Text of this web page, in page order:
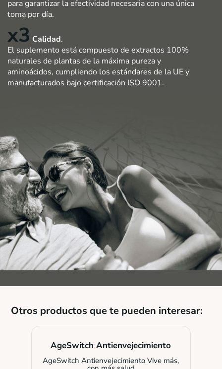
para garantizar la efectividad necesaria con una única
toma por día.
x3 Calidad.
El suplemento está compuesto de extractos 100%
naturales de plantas de la máxima pureza y
aminoácidos, cumpliendo los estándares de la UE y
manufacturados bajo certificación ISO 9001.
Otros productos que te pueden interesar:
AgeSwitch Antienvejecimiento
AgeSwitch Antienvejecimiento Vive más,